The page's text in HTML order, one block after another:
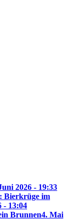
2026 - 19:33
Bierkrüge im
- 13:04
Brunnen4. Mai